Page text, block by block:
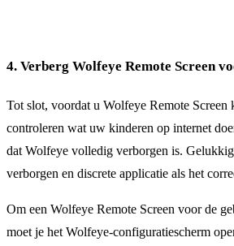
4. Verberg Wolfeye Remote Screen
Tot slot, voordat u Wolfeye Remote Screen
controleren wat uw kinderen op internet
dat Wolfeye volledig verborgen is.
verborgen en discrete applicatie als het
Om een Wolfeye Remote Screen voor de
moet je het Wolfeye-configuratiescherm